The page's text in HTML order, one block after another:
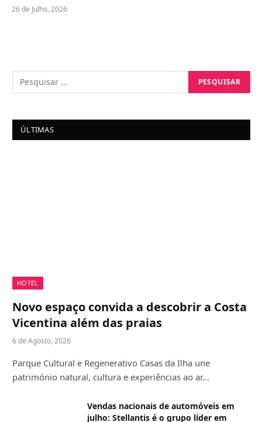
26 de Julho, 2026
ÚLTIMAS
HOTEL
Novo espaço convida a descobrir a Costa
Vicentina além das praias
6 de Agosto, 2026
Parque Cultural e Regenerativo Casas da Ilha une
património natural, cultura e experiências ao ar…
Vendas nacionais de automóveis em
julho: Stellantis é o grupo líder em